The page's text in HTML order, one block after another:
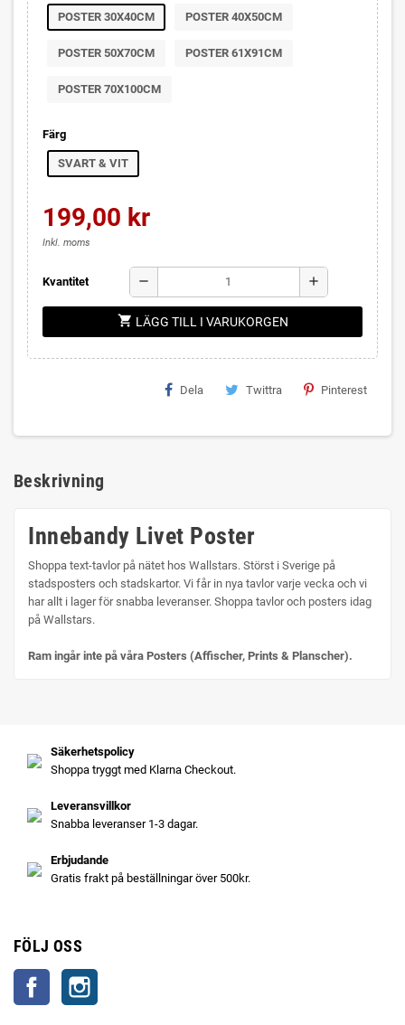
POSTER 30X40CM POSTER 40X50CM
POSTER 50X70CM POSTER 61X91CM
POSTER 70X100CM
Färg
SVART & VIT
199,00 kr
Inkl. moms
Kvantitet remove add
shopping_cart LÄGG TILL I VARUKORGEN
Dela Twittra Pinterest
Beskrivning
Innebandy Livet Poster
Shoppa text-tavlor på nätet hos Wallstars. Störst i Sverige på
stadsposters och stadskartor. Vi får in nya tavlor varje vecka och vi
har allt i lager för snabba leveranser. Shoppa tavlor och posters idag
på Wallstars.
Ram ingår inte på våra Posters (Affischer, Prints & Planscher).
Säkerhetspolicy
Shoppa tryggt med Klarna Checkout.
Leveransvillkor
Snabba leveranser 1-3 dagar.
Erbjudande
Gratis frakt på beställningar över 500kr.
FÖLJ OSS
Facebook